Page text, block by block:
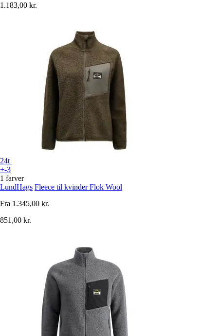
1.183,00 kr.
24t
+-3
1 farver
LundHags Fleece til kvinder Flok Wool
Fra 1.345,00 kr.
851,00 kr.